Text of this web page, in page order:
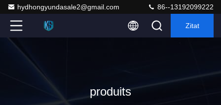
hydhongyundasale2@gmail.com 86--13192099222
Zitat
produits